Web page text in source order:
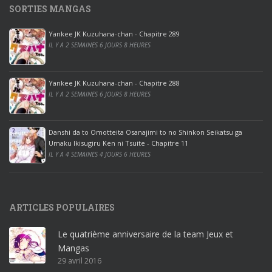
0
p
r
o
o
ff
i
c
e
2
0
1
r
o
ff
i
SORTIES MANGAS
Yankee JK Kuzuhana-chan - Chapitre 289
IL Y A 2 SEMAINES 6 JOURS 8 HEURES
Yankee JK Kuzuhana-chan - Chapitre 288
IL Y A 2 SEMAINES 6 JOURS 8 HEURES
Danshi da to Omotteita Osanajimi to no Shinkon Seikatsu ga
Umaku Ikisugiru Ken ni Tsuite - Chapitre 11
IL Y A 4 SEMAINES 4 JOURS 6 HEURES
ARTICLES POPULAIRES
Le quatrième anniversaire de la team Jeux et
Mangas
29 avril 2016